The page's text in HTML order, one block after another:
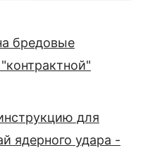
бредовые
для
ядерного удара -